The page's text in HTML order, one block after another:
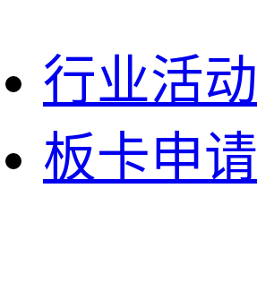
行业活动
板卡申请